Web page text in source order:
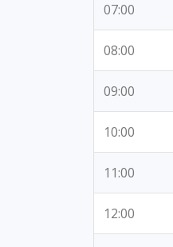
07:00
08:00
09:00
10:00
11:00
12:00